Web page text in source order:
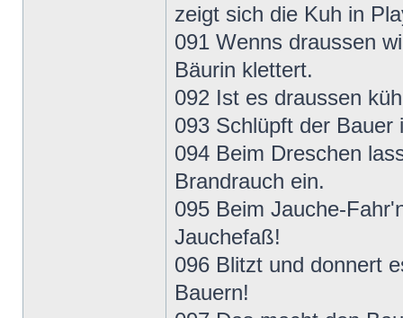
zeigt sich die Kuh in
091 Wenns draussen
Bäurin klettert.
092 Ist es draussen
093 Schlüpft der
094 Beim Dreschen
Brandrauch ein.
095 Beim Jauche-
Jauchefaß!
096 Blitzt und donnert
Bauern!